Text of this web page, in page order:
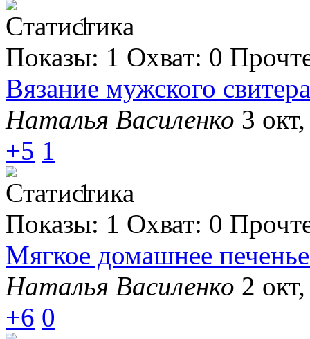
1
Показы: 1 Охват: 0
Вязание мужского
Наталья Василенко 3
+5 1
1
Показы: 1 Охват: 0
Мягкое домашнее
Наталья Василенко 2
+6 0